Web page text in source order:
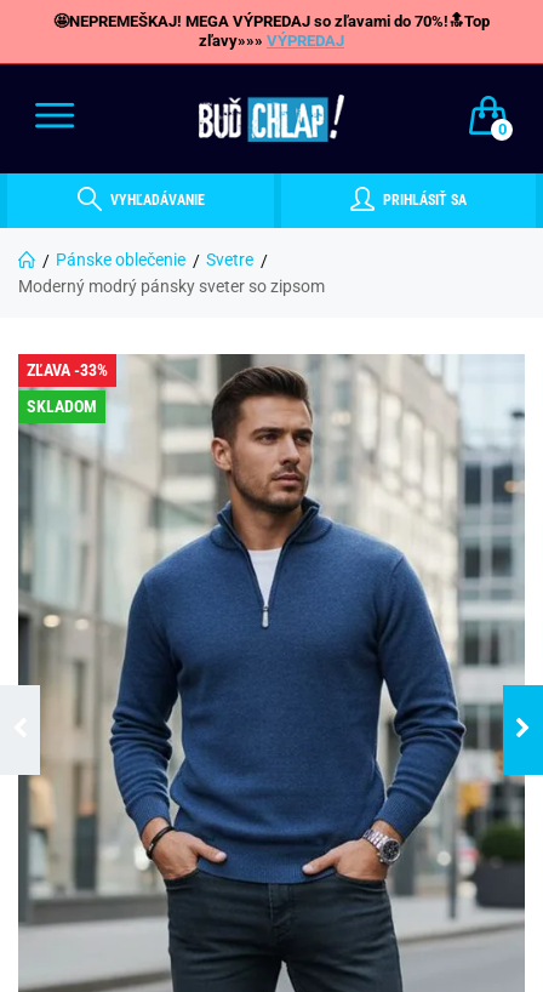
🤩NEPREMEŠKAJ! MEGA VÝPREDAJ so zľavami do 70%!🔝Top
zľavy»»» VÝPREDAJ
0
VYHĽADÁVANIE PRIHLÁSIŤ SA
Pánske oblečenie
Svetre
Moderný modrý pánsky sveter so zipsom
ZĽAVA -33%
SKLADOM